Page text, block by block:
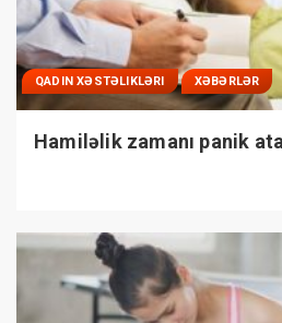
QADIN XƏSTƏLIKLƏRI XƏBƏRLƏR
Hamiləlik zamanı panik